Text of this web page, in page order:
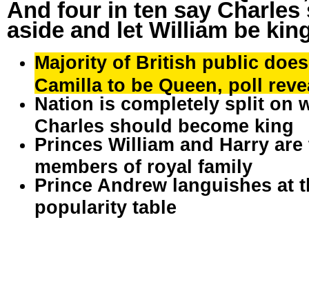
And four in ten say Charles
aside and let William be
Majority of British public
Camilla to be Queen, poll
Nation is completely split on
Charles should become king
Princes William and Harry
members of royal family
Prince Andrew languishes at
popularity table